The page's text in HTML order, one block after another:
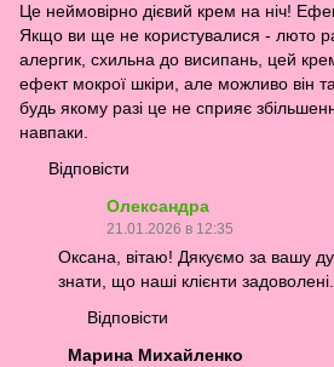
Це неймовірно дієвий крем на ніч!
Якщо ви ще не користувалися - люто
алергик, схильна до висипань, цей
ефект мокрої шкіри, але можливо він
будь якому разі це не сприяє
навпаки.
Відповісти
Олександра
21.01.2026 в 12:35
Оксана, вітаю! Дякуємо за вашу
знати, що наші клієнти задоволені.
Відповісти
Марина Михайленко